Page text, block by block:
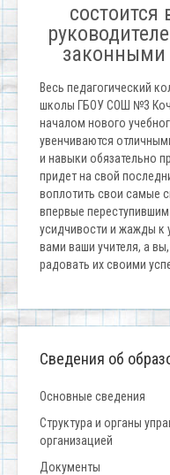
состоится
законными
Весь педагогический
школы ГБОУ СОШ №3
началом нового
увенчиваются
и навыки обязательно
придет на свой
воплотить свои самые
впервые
усидчивости и жажды к
вами ваши учителя, а
радовать их своими
Сведения об
Основные сведения
Структура и органы
организацией
Документы